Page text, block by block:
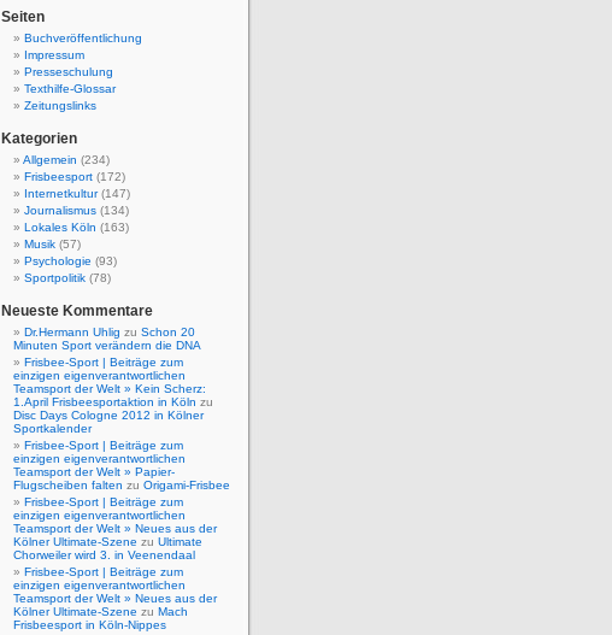
Seiten
Buchveröffentlichung
Impressum
Presseschulung
Texthilfe-Glossar
Zeitungslinks
Kategorien
Allgemein (234)
Frisbeesport (172)
Internetkultur(147)
Journalismus (134)
Lokales Köln (163)
Musik (57)
Psychologie (93)
Sportpolitik (78)
Neueste Kommentare
Dr.Hermann Uhlig zu Schon 20
Minuten Sport verändern die DNA
Frisbee-Sport | Beiträge zum
einzigen eigenverantwortlichen
Teamsport der Welt » Kein Scherz:
1.April Frisbeesportaktion in Köln zu
Disc Days Cologne 2012 in Kölner
Sportkalender
Frisbee-Sport | Beiträge zum
einzigen eigenverantwortlichen
Teamsport der Welt » Papier-
Flugscheiben falten zu Origami-Frisbee
Frisbee-Sport | Beiträge zum
einzigen eigenverantwortlichen
Teamsport der Welt » Neues aus der
Kölner Ultimate-Szene zu Ultimate
Chorweiler wird 3. in Veenendaal
Frisbee-Sport | Beiträge zum
einzigen eigenverantwortlichen
Teamsport der Welt » Neues aus der
Kölner Ultimate-Szene zu Mach
Frisbeesport in Köln-Nippes